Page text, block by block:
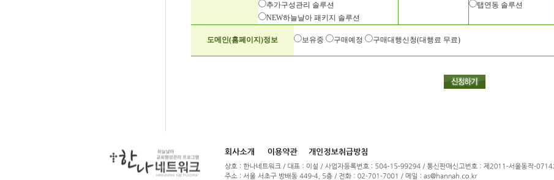
추가구성관리 솔루션
탭연동 솔루션
NEW하늘날아 패키지 솔루션
도메인(홈페이지)정보 보유중 구매예정 구매대행신청(대행료 무료)